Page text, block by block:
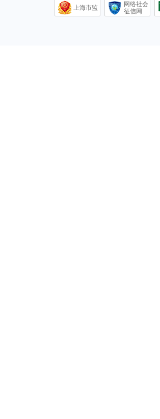
上海市监
网络社会
征信网